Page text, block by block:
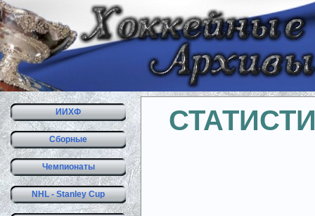
ИИХФ
Сборные
Чемпионаты
NHL - Stanley Cup